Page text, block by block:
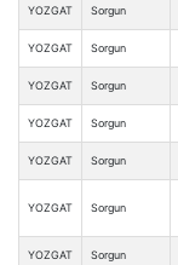
YOZGAT Sorgun
YOZGAT Sorgun
YOZGAT Sorgun
YOZGAT Sorgun
YOZGAT Sorgun
YOZGAT Sorgun
YOZGAT Sorgun